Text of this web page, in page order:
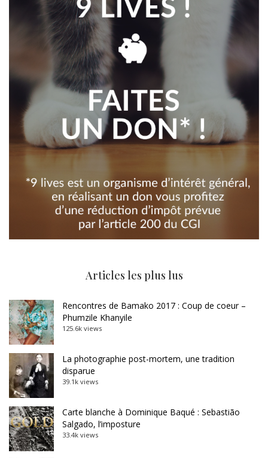
Articles les plus lus
Rencontres de Bamako 2017 : Coup de coeur –
Phumzile Khanyile
125.6k views
La photographie post-mortem, une tradition
disparue
39.1k views
Carte blanche à Dominique Baqué : Sebastião
Salgado, l’imposture
33.4k views